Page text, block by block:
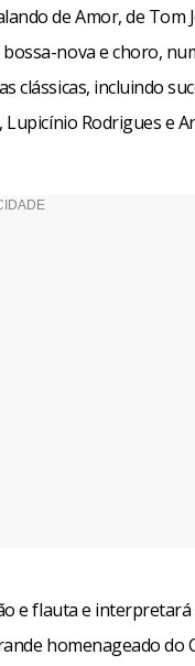
de Amor, de Tom
bossa-nova e choro,
clássicas, incluindo
Lupicínio Rodrigues e
e flauta e interpretará
homenageado do